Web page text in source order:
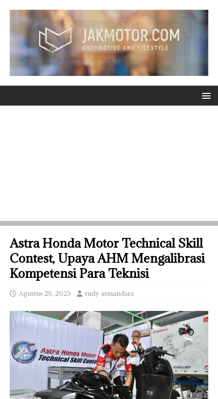
Astra Honda Motor Technical Skill
Contest, Upaya AHM Mengalibrasi
Kompetensi Para Teknisi
Agustus 26, 2023 rudy asmandara